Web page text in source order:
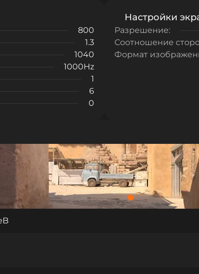
800
1.3
1040
1000Hz
1
6
0
Настройки
Разрешение:
Соотношение
Формат